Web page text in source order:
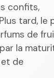
confits,
tard, le
de
la
de